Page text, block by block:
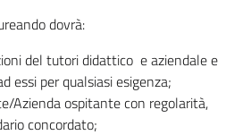
dovrà:
del tutori didattico e aziendale e
essi per qualsiasi esigenza;
Azienda ospitante con regolarità,
concordato;